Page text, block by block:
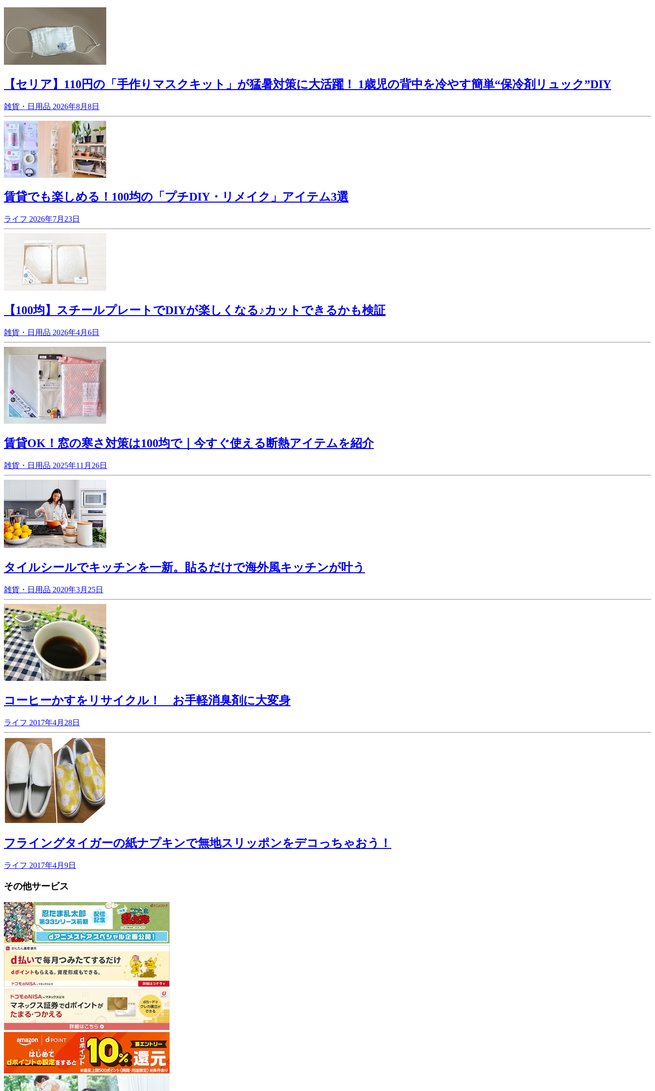
【セリア】110円の「手作りマスクキット」が猛暑対策に大活躍！ 1歳児の背中を冷やす簡単“保冷剤リュック”DIY
雑貨・日用品 2026年8月8日
賃貸でも楽しめる！100均の「プチDIY・リメイク」アイテム3選
ライフ 2026年7月23日
【100均】スチールプレートでDIYが楽しくなる♪カットできるかも検証
雑貨・日用品 2026年4月6日
賃貸OK！窓の寒さ対策は100均で｜今すぐ使える断熱アイテムを紹介
雑貨・日用品 2025年11月26日
タイルシールでキッチンを一新。貼るだけで海外風キッチンが叶う
雑貨・日用品 2020年3月25日
コーヒーかすをリサイクル！ お手軽消臭剤に大変身
ライフ 2017年4月28日
フライングタイガーの紙ナプキンで無地スリッポンをデコっちゃおう！
ライフ 2017年4月9日
その他サービス